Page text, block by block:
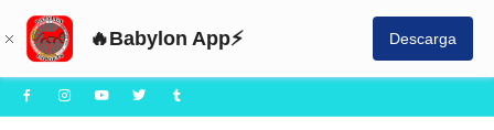
🔥Babylon App⚡ Descarga
Saltar
al